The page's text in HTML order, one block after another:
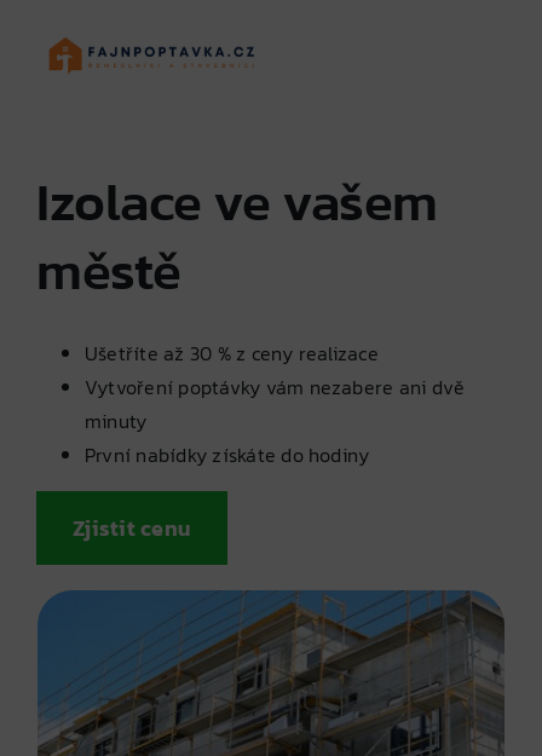
Izolace ve vašem
městě
Ušetříte až 30 % z ceny realizace
Vytvoření poptávky vám nezabere ani dvě
minuty
První nabídky získáte do hodiny
Zjistit cenu